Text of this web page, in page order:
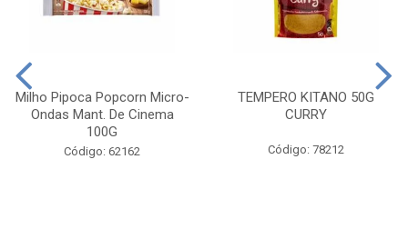
Milho Pipoca Popcorn Micro-
Ondas Mant. De Cinema
100G
Código: 62162
TEMPERO KITANO 50G
CURRY
Código: 78212